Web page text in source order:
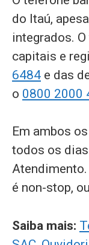
do Itaú,
integrados.
capitais e
6484 e das
o 0800 2000
Em ambos
todos os
é non-stop,
Saiba mais: